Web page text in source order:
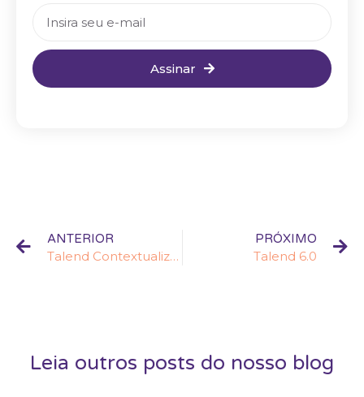
Assinar
ANTERIOR
Talend Contextualizado
PRÓXIMO
Talend 6.0
Leia outros posts do nosso blog